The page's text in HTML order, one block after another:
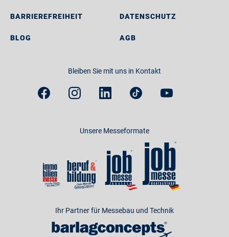
BARRIEREFREIHEIT
BLOG
DATENSCHUTZ
AGB
Bleiben Sie mit uns in Kontakt
Unsere Messeformate
Ihr Partner für Messebau und Technik